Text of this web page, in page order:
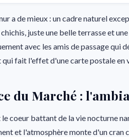
a de mieux : un cadre naturel
juste une belle terrasse et
avec les amis de passage qui
fait l'effet d'une carte postale en
du Marché :
coeur battant de la vie nocturne
et l'atmosphère monte d'un cran